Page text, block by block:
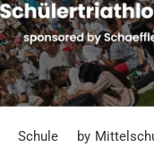
Schule by